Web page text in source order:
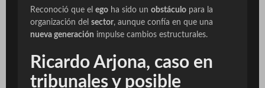
Reconoció que el ego ha sido un obstáculo para la
organización del sector, aunque confía en que una
nueva generación impulse cambios estructurales.
Ricardo Arjona, caso en
tribunales y posible